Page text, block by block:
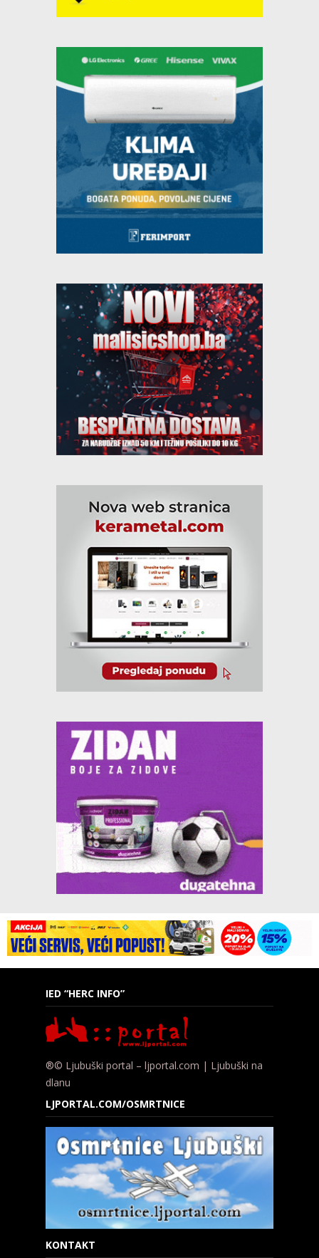
IED “HERC INFO”
®© Ljubuški portal – ljportal.com | Ljubuški na
dlanu
LJPORTAL.COM/OSMRTNICE
KONTAKT